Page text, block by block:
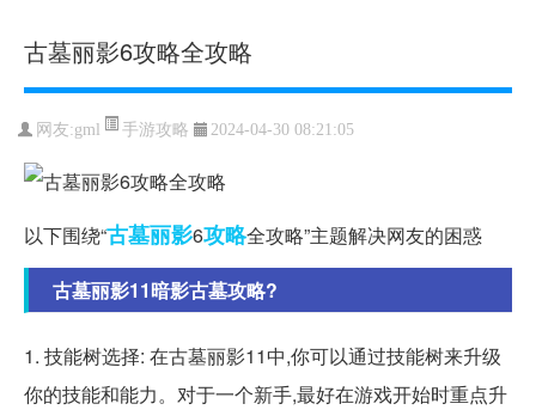
古墓丽影6攻略全攻略
网友:gml 手游攻略 2024-04-30 08:21:05
以下围绕“古墓丽影6攻略全攻略”主题解决网友的困惑
古墓丽影11暗影古墓攻略?
1. 技能树选择: 在古墓丽影11中,你可以通过技能树来升级
你的技能和能力。对于一个新手,最好在游戏开始时重点升